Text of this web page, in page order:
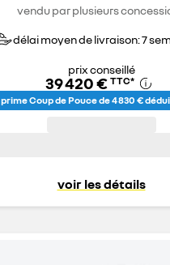
vendu par plusieurs
délai moyen de livraison: 7
prix conseillé
39 420 € TTC*
prime Coup de Pouce de 4 830 €
voir les détails